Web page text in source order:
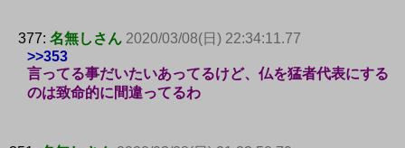
377: 名無しさん 2020/03/08(日) 22:34:11.77
>>353
言ってる事だいたいあってるけど、仏を猛者代表にする
のは致命的に間違ってるわ